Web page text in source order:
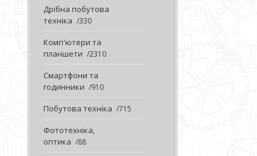
Дрібна побутова
техніка
330
Комп'ютери та
планшети
2310
Смартфони та
годинники
910
Побутова техніка 715
Фототехніка,
оптика
88